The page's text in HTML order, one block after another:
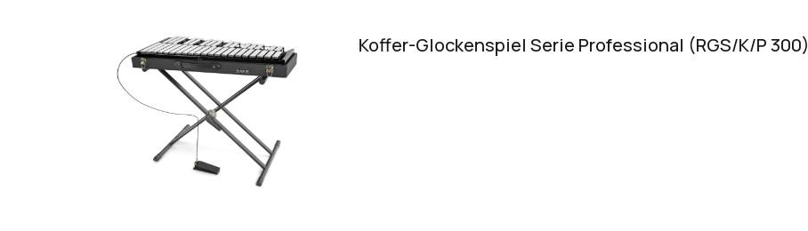
Koffer-Glockenspiel Serie Professional (RGS/K/P 300)